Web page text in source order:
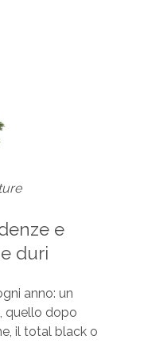
e
duri
anno: un
quello dopo
il total black o